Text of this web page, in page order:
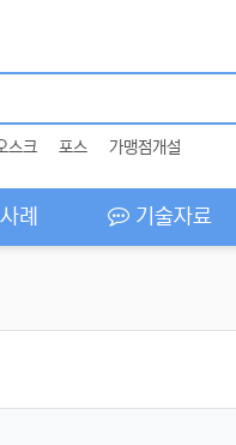
스크 포스 가맹점개설
례 기술자료